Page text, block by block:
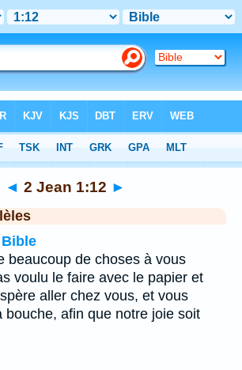
◄ 2 Jean 1:12 ►
beaucoup de choses à vous
voulu le faire avec le papier et
aller chez vous, et vous
bouche, afin que notre joie soit